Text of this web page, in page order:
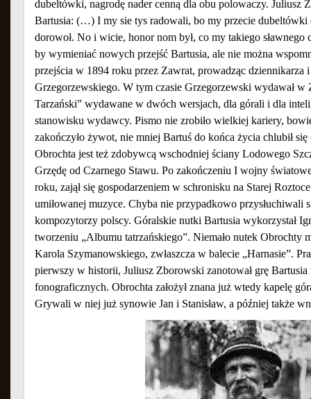
dubeltówki, nagrodę nader cenną dla obu polowaczy. Juliusz
Bartusia: (…) I my sie tys radowali, bo my przecie dubeltówki
dorowoł. No i wicie, honor nom był, co my takiego sławnego
by wymieniać nowych przejść Bartusia, ale nie można
przejścia w 1894 roku przez Zawrat, prowadząc dziennikarza i
Grzegorzewskiego. W tym czasie Grzegorzewski wydawał w
Tarzański” wydawane w dwóch wersjach, dla górali i dla
stanowisku wydawcy. Pismo nie zrobiło wielkiej kariery,
zakończyło żywot, nie mniej Bartuś do końca życia chlubił się
Obrochta jest też zdobywcą wschodniej ściany Lodowego
Grzędę od Czarnego Stawu. Po zakończeniu I wojny
roku, zajął się gospodarzeniem w schronisku na Starej
umiłowanej muzyce. Chyba nie przypadkowo przysłuchiwali
kompozytorzy polscy. Góralskie nutki Bartusia wykorzystał
tworzeniu „Albumu tatrzańskiego”. Niemało nutek Obrochty
Karola Szymanowskiego, zwłaszcza w balecie „Harnasie”.
pierwszy w historii, Juliusz Zborowski zanotował grę
fonograficznych. Obrochta założył znana już wtedy kapelę
Grywali w niej już synowie Jan i Stanisław, a później także